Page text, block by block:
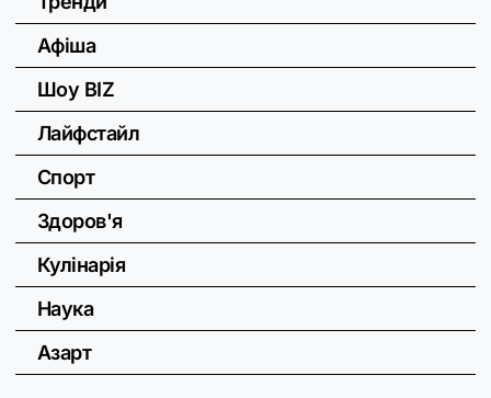
Афіша
Шоу BIZ
Лайфстайл
Спорт
Здоров'я
Кулінарія
Наука
Азарт